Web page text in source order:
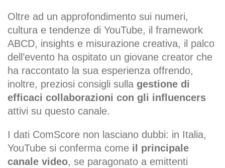
Oltre ad un approfondimento sui numeri,
cultura e tendenze di YouTube, il framework
ABCD, insights e misurazione creativa, il palco
dell’evento ha ospitato un giovane creator che
ha raccontato la sua esperienza offrendo,
inoltre, preziosi consigli sulla gestione di
efficaci collaborazioni con gli influencers
attivi su questo canale.
I dati ComScore non lasciano dubbi: in Italia,
YouTube si conferma come il principale
canale video, se paragonato a emittenti